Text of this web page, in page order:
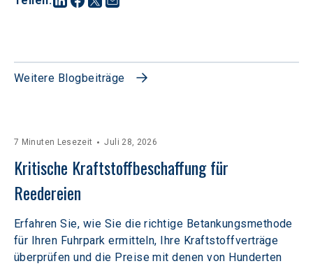
Weitere Blogbeiträge
7 Minuten Lesezeit Juli 28, 2026
Kritische Kraftstoffbeschaffung für
Reedereien
Erfahren Sie, wie Sie die richtige Betankungsmethode
für Ihren Fuhrpark ermitteln, Ihre Kraftstoffverträge
überprüfen und die Preise mit denen von Hunderten